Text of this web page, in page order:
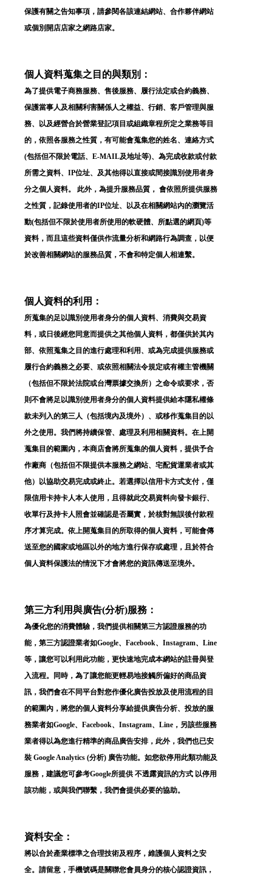
會員登入
保護有關之告知事項，請參閱各該連結網站、合作夥伴網站
或個別開店店家之網路店家。
個人資料蒐集之目的與類別：
為了提供電子商務服務、售後服務、履行法定或合約義務、
保護當事人及相關利害關係人之權益、行銷、客戶管理與服
務、以及經營合於營業登記項目或組織章程所定之業務等目
的，依照各服務之性質，有可能會蒐集您的姓名、連絡方式
(包括但不限於電話、E-MAIL及地址等)、為完成收款或付款
所需之資料、IP位址、及其他得以直接或間接識別使用者身
分之個人資料。 此外，為提升服務品質， 會依照所提供服務
之性質，記錄使用者的IP位址、以及在相關網站內的瀏覽活
動(包括但不限於使用者所使用的軟硬體、所點選的網頁)等
資料，而且這些資料僅供作流量分析和網路行為調查，以便
於改善相關網站的服務品質，不會和特定個人相連繫。
個人資料的利用：
所蒐集的足以識別使用者身分的個人資料、消費與交易資
料，或日後經您同意而提供之其他個人資料，都僅供於其內
部、依照蒐集之目的進行處理和利用、或為完成提供服務或
履行合約義務之必要、或依照相關法令規定或有權主管機關
（包括但不限於法院或台灣票據交換所）之命令或要求，否
則不會將足以識別使用者身分的個人資料提供給本隱私權條
款未列入的第三人（包括境內及境外）、或移作蒐集目的以
外之使用。我們將持續保管、處理及利用相關資料。在上開
蒐集目的範圍內，本商店會將所蒐集的個人資料，提供予合
作廠商（包括但不限提供本服務之網站、宅配貨運業者或其
他）以協助交易完成或終止。若選擇以信用卡方式支付，僅
限信用卡持卡人本人使用，且得就此交易資料向發卡銀行、
收單行及持卡人照會並確認是否屬實，於核對無誤後付款程
序才算完成。依上開蒐集目的所取得的個人資料，可能會傳
送至您的國家或地區以外的地方進行保存或處理，且於符合
個人資料保護法的情況下才會將您的資訊傳送至境外。
第三方利用與廣告(分析)服務：
為優化您的消費體驗，我們提供相關第三方認證服務的功
能，第三方認證業者如Google、Facebook、Instagram、Line
等，讓您可以利用此功能，更快速地完成本網站的註冊與登
入流程。同時，為了讓您能更輕易地接觸所偏好的商品資
訊，我們會在不同平台對您作優化廣告投放及使用流程的目
的範圍內，將您的個人資料分享給提供廣告分析、投放的服
務業者如Google、Facebook、Instagram、Line，另該些服務
業者得以為您進行精準的商品廣告安排，此外，我們也已安
裝 Google Analytics (分析) 廣告功能。如您欲停用此類功能及
服務，建議您可參考Google所提供 不透露資訊的方式 以停用
該功能，或與我們聯繫，我們會提供必要的協助。
資料安全：
將以合於產業標準之合理技術及程序，維護個人資料之安
全。請留意，手機號碼是關聯您會員身分的核心認證資訊，